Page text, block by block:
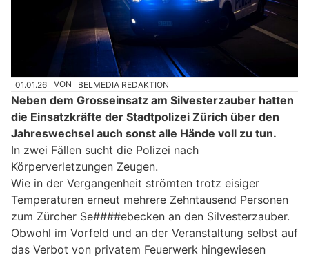
01.01.26 VON BELMEDIA REDAKTION
Neben dem Grosseinsatz am Silvesterzauber hatten
die Einsatzkräfte der Stadtpolizei Zürich über den
Jahreswechsel auch sonst alle Hände voll zu tun.
In zwei Fällen sucht die Polizei nach
Körperverletzungen Zeugen.
Wie in der Vergangenheit strömten trotz eisiger
Temperaturen erneut mehrere Zehntausend Personen
zum Zürcher Se####ebecken an den Silvesterzauber.
Obwohl im Vorfeld und an der Veranstaltung selbst auf
das Verbot von privatem Feuerwerk hingewiesen